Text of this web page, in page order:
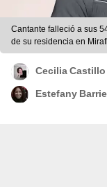
Cantante falleció a sus
de su residencia en
Cecilia Castillo
Estefany